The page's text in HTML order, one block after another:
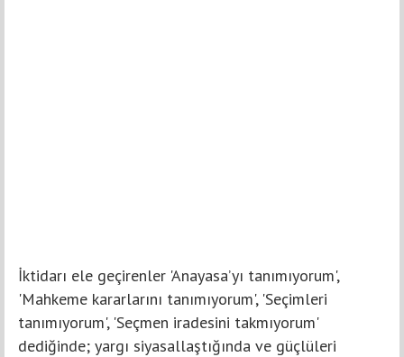
İktidarı ele geçirenler 'Anayasa’yı tanımıyorum',
'Mahkeme kararlarını tanımıyorum', 'Seçimleri
tanımıyorum', 'Seçmen iradesini takmıyorum'
dediğinde; yargı siyasallaştığında ve güçlüleri